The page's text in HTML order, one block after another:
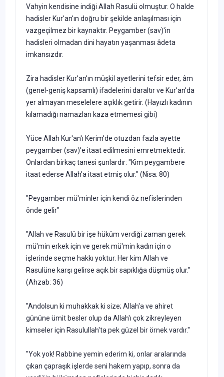
Vahyin kendisine indiği Allah Rasulü olmuştur. O halde
hadisler Kur'an'ın doğru bir şekilde anlaşılması için
vazgeçilmez bir kaynaktır. Peygamber (sav)'in
hadisleri olmadan dini hayatın yaşanması âdeta
imkansızdır.
Zira hadisler Kur'an'ın müşkil ayetlerini tefsir eder, âm
(genel-geniş kapsamlı) ifadelerini daraltır ve Kur'an'da
yer almayan meselelere açıklık getirir. (Hayızlı kadının
kılamadığı namazları kaza etmemesi gibi)
Yüce Allah Kur'an'ı Kerim'de otuzdan fazla ayette
peygamber (sav)'e itaat edilmesini emretmektedir.
Onlardan birkaç tanesi şunlardır: "Kim peygambere
itaat ederse Allah'a itaat etmiş olur." (Nisa: 80)
"Peygamber mü'minler için kendi öz nefislerinden
önde gelir"
"Allah ve Rasulü bir işe hüküm verdiği zaman gerek
mü'min erkek için ve gerek mü'min kadın için o
işlerinde seçme hakkı yoktur. Her kim Allah ve
Rasulüne karşı gelirse açık bir sapıklığa düşmüş olur."
(Ahzab: 36)
"Andolsun ki muhakkak ki size; Allah'a ve ahiret
gününe ümit besler olup da Allah'ı çok zikreyleyen
kimseler için Rasulullah'ta pek güzel bir örnek vardır."
"Yok yok! Rabbine yemin ederim ki, onlar aralarında
çıkan çapraşık işlerde seni hakem yapıp, sonra da